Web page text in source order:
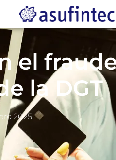
el
la DGT
2025